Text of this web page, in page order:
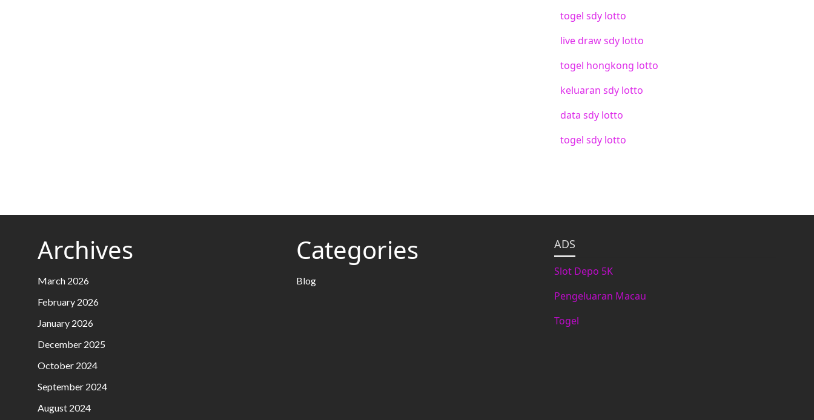
togel sdy lotto
live draw sdy lotto
togel hongkong lotto
keluaran sdy lotto
data sdy lotto
togel sdy lotto
Archives
March 2026
February 2026
January 2026
December 2025
October 2024
September 2024
August 2024
Categories
Blog
ADS
Slot Depo 5K
Pengeluaran Macau
Togel